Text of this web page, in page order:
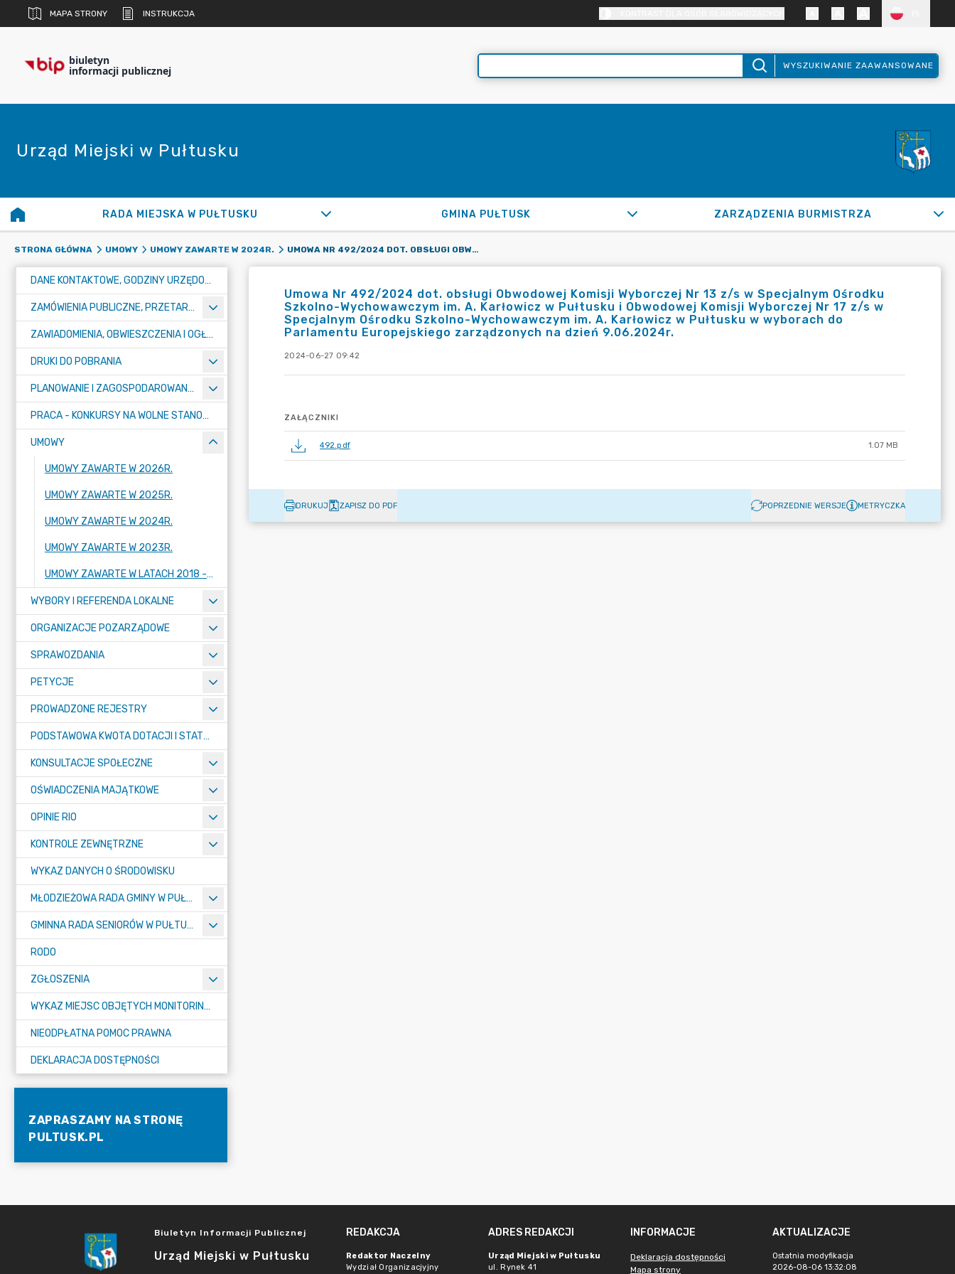
MAPA STRONY INSTRUKCJA
biuletyn
informacji publicznej WYSZUKIWANIE ZAAWANSOWANE
Urząd Miejski w Pułtusku
RADA MIEJSKA W PUŁTUSKU GMINA PUŁTUSK ZARZĄDZENIA BURMISTRZA
STRONA GŁÓWNA UMOWY UMOWY ZAWARTE W 2024R. UMOWA NR 492/2024 DOT. OBSŁUGI OBWODOWEJ KOMISJI WYBORCZEJ NR 13 Z/S W SPECJALNYM OŚRODKU SZKOLNO-WYCHOWAWCZYM IM. A. KARŁOWICZ W PUŁTUSKU I OBWODOWEJ KOMISJI WYBORCZEJ NR 17 Z/S W SPECJALNYM OŚRODKU SZKOLNO-WYCHOWAWCZYM IM. A. KARŁOWICZ W PUŁTUSKU W WYBORACH DO PARLAMENTU EUROPEJSKIEGO ZARZĄDZONYCH NA DZIEŃ 9.06.2024R.
DANE KONTAKTOWE, GODZINY URZĘDOWANIA I NUMER KONTA BANKOWEGO
ZAMÓWIENIA PUBLICZNE, PRZETARGI, KONKURSY
ZAWIADOMIENIA, OBWIESZCZENIA I OGŁOSZENIA
DRUKI DO POBRANIA
PLANOWANIE I ZAGOSPODAROWANIE PRZESTRZENNE
PRACA - KONKURSY NA WOLNE STANOWISKA
UMOWY
UMOWY ZAWARTE W 2026R.
UMOWY ZAWARTE W 2025R.
UMOWY ZAWARTE W 2024R.
UMOWY ZAWARTE W 2023R.
UMOWY ZAWARTE W LATACH 2018 - 2022
WYBORY I REFERENDA LOKALNE
ORGANIZACJE POZARZĄDOWE
SPRAWOZDANIA
PETYCJE
PROWADZONE REJESTRY
PODSTAWOWA KWOTA DOTACJI I STATYSTYCZNA LICZBA UCZNIÓW
KONSULTACJE SPOŁECZNE
OŚWIADCZENIA MAJĄTKOWE
OPINIE RIO
KONTROLE ZEWNĘTRZNE
WYKAZ DANYCH O ŚRODOWISKU
MŁODZIEŻOWA RADA GMINY W PUŁTUSKU
GMINNA RADA SENIORÓW W PUŁTUSKU
RODO
ZGŁOSZENIA
WYKAZ MIEJSC OBJĘTYCH MONITORINGIEM
NIEODPŁATNA POMOC PRAWNA
DEKLARACJA DOSTĘPNOŚCI
ZAPRASZAMY NA STRONĘ
PULTUSK.PL
Umowa Nr 492/2024 dot. obsługi Obwodowej Komisji Wyborczej Nr 13 z/s w Specjalnym Ośrodku
Szkolno-Wychowawczym im. A. Karłowicz w Pułtusku i Obwodowej Komisji Wyborczej Nr 17 z/s w
Specjalnym Ośrodku Szkolno-Wychowawczym im. A. Karłowicz w Pułtusku w wyborach do
Parlamentu Europejskiego zarządzonych na dzień 9.06.2024r.
2024-06-27 09:42
ZAŁĄCZNIKI
492.pdf 1.07 MB
DRUKUJ ZAPISZ DO PDF POPRZEDNIE WERSJE METRYCZKA
Biuletyn Informacji Publicznej
Urząd Miejski w Pułtusku
REDAKCJA
Redaktor Naczelny
Wydział Organizacjyjny
ADRES REDAKCJI
Urząd Miejski w Pułtusku
ul. Rynek 41
INFORMACJE
Deklaracja dostępności
Mapa strony
AKTUALIZACJE
Ostatnia modyfikacja
2026-08-06 13:32:08